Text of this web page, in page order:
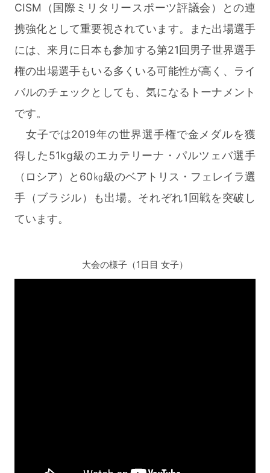
CISM（国際ミリタリースポーツ評議会）との連
携強化として重要視されています。また出場選手
には、来月に日本も参加する第21回男子世界選手
権の出場選手もいる多くいる可能性が高く、ライ
バルのチェックとしても、気になるトーナメント
です。
女子では2019年の世界選手権で金メダルを獲
得した51kg級のエカテリーナ・パルツェバ選手
（ロシア）と60㎏級のベアトリス・フェレイラ選
手（ブラジル）も出場。それぞれ1回戦を突破し
ています。
大会の様子（1日目 女子）